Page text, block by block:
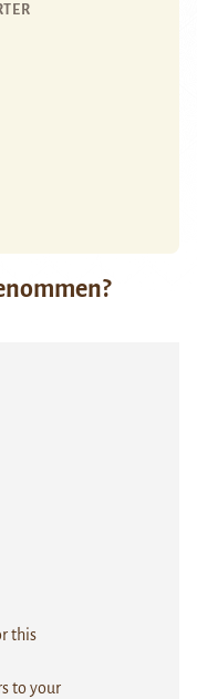
this
to your